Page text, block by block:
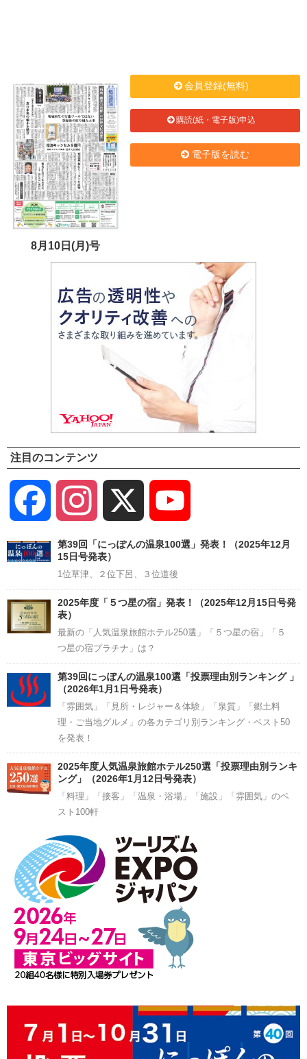
8月10日(月)号
会員登録(無料)
購読(紙・電子版)申込
電子版を読む
注目のコンテンツ
Facebook Instagram
Channel
第39回「にっぽんの温泉100選」発表！（2025年12月
15日号発表）
1位草津、２位下呂、３位道後
2025年度「５つ星の宿」発表！（2025年12月15日号発
表）
最新の「人気温泉旅館ホテル250選」「５つ星の宿」「５
つ星の宿プラチナ」は？
第39回にっぽんの温泉100選「投票理由別ランキング 」
（2026年1月1日号発表）
「雰囲気」「見所・レジャー＆体験」「泉質」「郷土料
理・ご当地グルメ」の各カテゴリ別ランキング・ベスト50
を発表！
2025年度人気温泉旅館ホテル250選「投票理由別ランキ
ング」（2026年1月12日号発表）
「料理」「接客」「温泉・浴場」「施設」「雰囲気」のベ
スト100軒